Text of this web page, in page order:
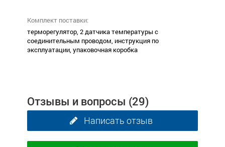
Комплект поставки:
терморегулятор, 2 датчика температуры с
соединительным проводом, инструкция по
эксплуатации, упаковочная коробка
Отзывы и вопросы (29)
Написать отзыв